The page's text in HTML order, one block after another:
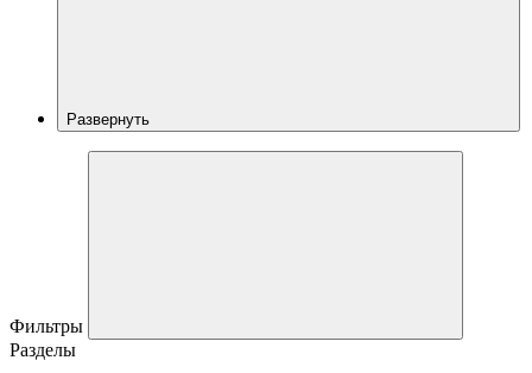
Развернуть
Фильтры
Разделы